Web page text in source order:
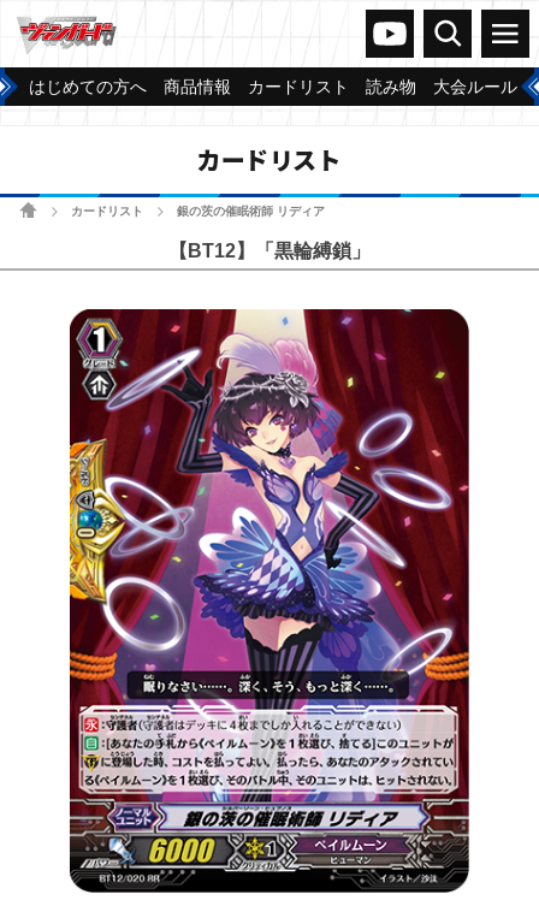
ヴァンガードch
検索 メニュー
はじめての方へ 商品情報 カードリスト 読み物 大会ルール
カードリスト
ホームカードリスト 銀の茨の催眠術師 リディア
【BT12】「黒輪縛鎖」